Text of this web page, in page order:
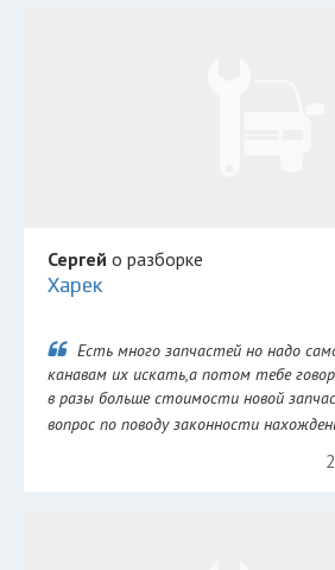
Сергей о разборке
Харек
Есть много запчастей но надо
канавам их искать,а потом тебе
в разы больше стоимости новой
вопрос по поводу законности